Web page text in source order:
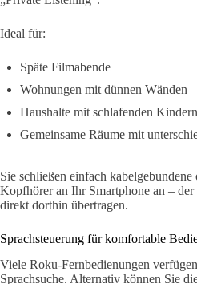
Ideal für:
Späte Filmabende
Wohnungen mit dünnen Wänden
Haushalte mit schlafenden Kindern
Gemeinsame Räume mit
Sie schließen einfach
Kopfhörer an Ihr Smartphone an –
direkt dorthin übertragen.
Sprachsteuerung für komfortable
Viele Roku-Fernbedienungen
Sprachsuche. Alternativ können Sie